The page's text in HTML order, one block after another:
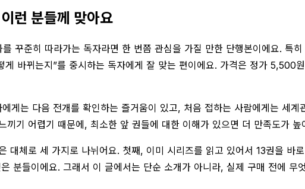
런 분들께 맞아요
꾸준히 따라가는 독자라면 한 번쯤 관심을 가질 만한 단행본이에요. 특
게 바뀌는지”를 중시하는 독자에게 잘 맞는 편이에요. 가격은 정가
게는 다음 전개를 확인하는 즐거움이 있고, 처음 접하는 사람에게는 세
끼기 어렵기 때문에, 최소한 앞 권들에 대한 이해가 있으면 더 만족도가 높
대체로 세 가지로 나뉘어요. 첫째, 이미 시리즈를 읽고 있어서 13권을
분들이에요. 그래서 이 글에서는 단순 소개가 아니라, 실제 구매 전에 무